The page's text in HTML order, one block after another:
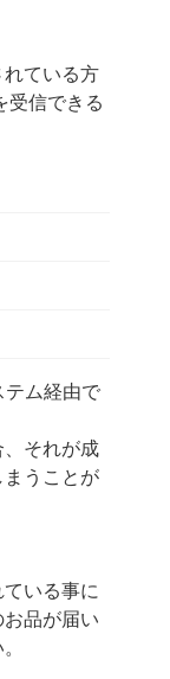
れている方
受信できる
テム経由で
それが成
まうことが
いる事に
品が届い